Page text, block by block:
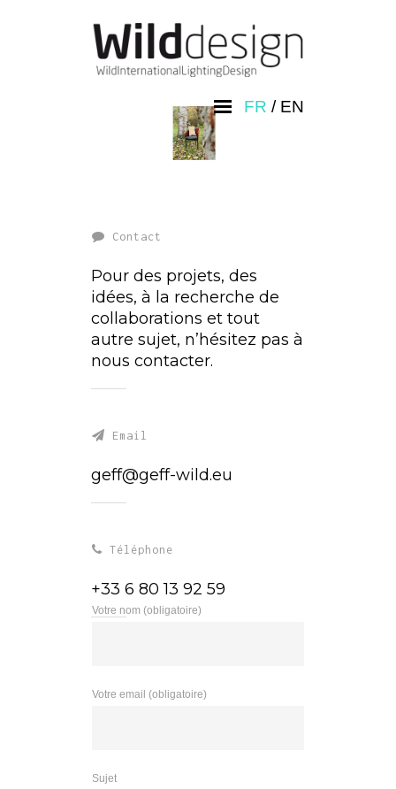
FR / EN
Contact
Pour des projets, des
idées, à la recherche de
collaborations et tout
autre sujet, n’hésitez pas à
nous contacter.
Email
geff@geff-wild.eu
Téléphone
+33 6 80 13 92 59
Votre nom (obligatoire)
Votre email (obligatoire)
Sujet